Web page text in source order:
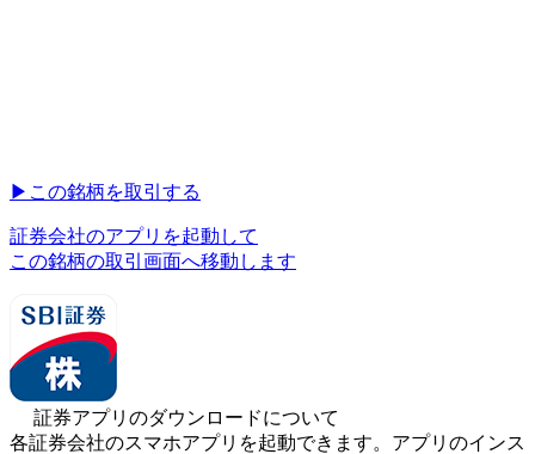
▶︎ この銘柄を取引する
証券会社のアプリを起動して
この銘柄の取引画面へ移動します
証券アプリのダウンロードについて
各証券会社のスマホアプリを起動できます。アプリのインス